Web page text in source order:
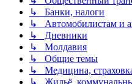
↳ Банки, налоги
↳ Автомобилистам и
↳ Дневники
↳ Молдавия
↳ Общие темы
↳ Медицина,
↳ Жильё,